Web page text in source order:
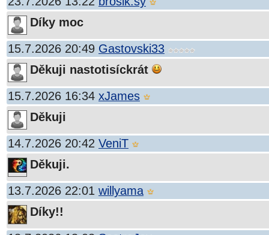
Díky moc
15.7.2026 20:49 Gastovski33
Děkuji nastotisíckrát
15.7.2026 16:34 xJames
Děkuji
14.7.2026 20:42 VeniT
Děkuji.
13.7.2026 22:01 willyama
Díky!!